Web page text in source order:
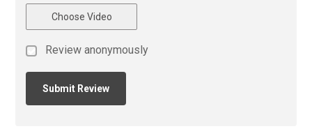
Choose Video
Review anonymously